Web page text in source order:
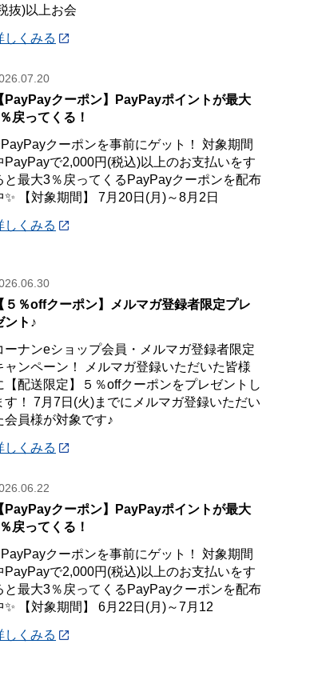
抜)以上お会
しくみる
PayPayクーポン】PayPayポイントが最大
戻ってくる！
クーポンを事前にゲット！ 対象期間
PayPayで2,000円(税込)以上のお支払いをす
と最大3％戻ってくるPayPayクーポンを配布
✨ 【対象期間】 7月20日(月)～8月2日
しくみる
５％offクーポン】メルマガ登録者限定プレ
ント♪
ーナンeショップ会員・メルマガ登録者限定
ャンペーン！ メルマガ登録いただいた皆様
【配送限定】５％offクーポンをプレゼントし
す！ 7月7日(火)までにメルマガ登録いただい
会員様が対象です♪
しくみる
PayPayクーポン】PayPayポイントが最大
戻ってくる！
クーポンを事前にゲット！ 対象期間
PayPayで2,000円(税込)以上のお支払いをす
と最大3％戻ってくるPayPayクーポンを配布
✨ 【対象期間】 6月22日(月)～7月12
しくみる